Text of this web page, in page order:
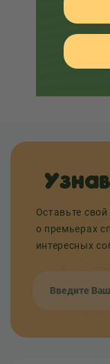
Оставьте
о премьерах
интересных